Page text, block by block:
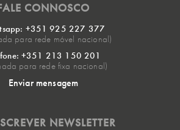
CONNOSCO
+351 925 227 377
para rede móvel nacional)
+351 213 150 201
para rede fixa nacional)
Enviar mensagem
NEWSLETTER